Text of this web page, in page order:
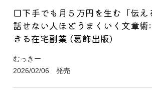
口下手でも月５万円を生む「伝え
話せない人ほどうまくいく文章
きる在宅副業 (葛飾出版)
むっきー
2026/02/06 発売